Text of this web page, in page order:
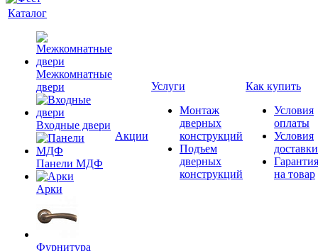
Каталог
Межкомнатные
двери
Входные двери
Панели МДФ
Арки
Фурнитура
Акции
Услуги
Монтаж
дверных
конструкций
Подъем
дверных
конструкций
Как купить
Условия
оплаты
Условия
доставки
Гарантия
на товар